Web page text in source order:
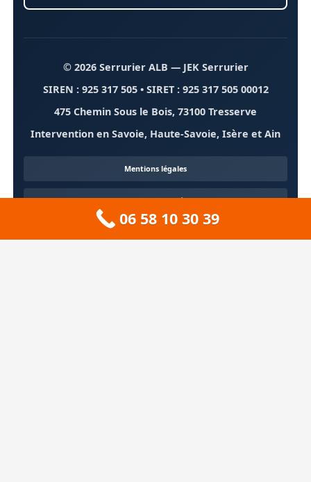
© 2026 Serrurier ALB — JEK Serrurier
SIREN : 925 317 505 • SIRET : 925 317 505 00012
475 Chemin Sous le Bois, 73100 Tresserve
Intervention en Savoie, Haute-Savoie, Isère et Ain
Mentions légales
Confidentialité
06 58 10 30 39